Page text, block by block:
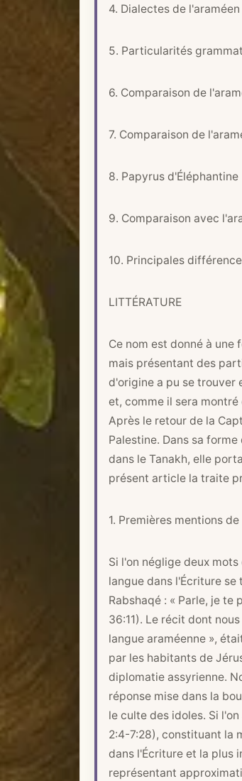
4. Dialectes de l'araméen
5. Particularités
6. Comparaison de
7. Comparaison de
8. Papyrus d'Éléphantine
9. Comparaison avec
10. Principales
LITTÉRATURE
Ce nom est donné à
mais présentant des
d'origine a pu se trouver
et, comme il sera
Après le retour de la
Palestine. Dans sa
dans le Tanakh, elle
présent article la traite
1. Premières mentions
Si l'on néglige deux
langue dans l'Écriture
Rabshaqé : « Parle, je te
36:11). Le récit dont
langue araméenne »,
par les habitants de
diplomatie assyrienne.
réponse mise dans la
le culte des idoles. Si
2:4-7:28), constituant la
dans l'Écriture et la plus
représentant